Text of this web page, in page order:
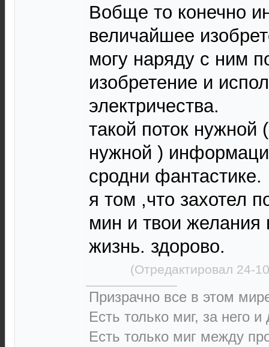
Вобще то конечно
величайшее
могу наряду с ним
изобретение и
электричества.
такой поток
нужной )
сродни фантастике.
я том ,что захотел
мин и твои желания
жизнь. здорово.
(Отредактировал 24-
Призрачно все в этом
Есть только миг, за него
Есть только миг между